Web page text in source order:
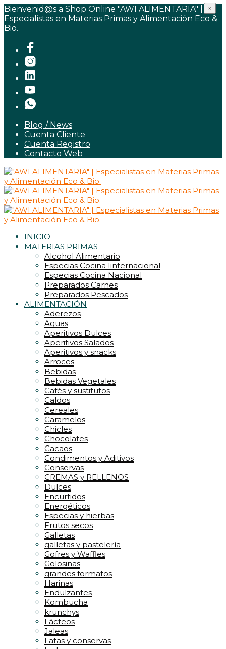
Bienvenid@s a Shop Online "AWI ALIMENTARIA" |
Especialistas en Materias Primas y Alimentación Eco &
Bio.
Blog / News
Cuenta Cliente
Cuenta Registro
Contacto Web
INICIO
MATERIAS PRIMAS
Alcohol Alimentario
Especias Cocina Iinternacional
Especias Cocina Nacional
Preparados Carnes
Preparados Pescados
ALIMENTACIÓN
Aderezos
Aguas
Aperitivos Dulces
Aperitivos Salados
Aperitivos y snacks
Arroces
Bebidas
Bebidas Vegetales
Cafés y sustitutos
Caldos
Cereales
Caramelos
Chicles
Chocolates
Cacaos
Condimentos y Aditivos
Conservas
CREMAS y RELLENOS
Dulces
Encurtidos
Energéticos
Especias y hierbas
Frutos secos
Galletas
galletas y pastelería
Gofres y Waffles
Golosinas
grandes formatos
Harinas
Endulzantes
Kombucha
krunchys
Lácteos
Jaleas
Latas y conservas
×